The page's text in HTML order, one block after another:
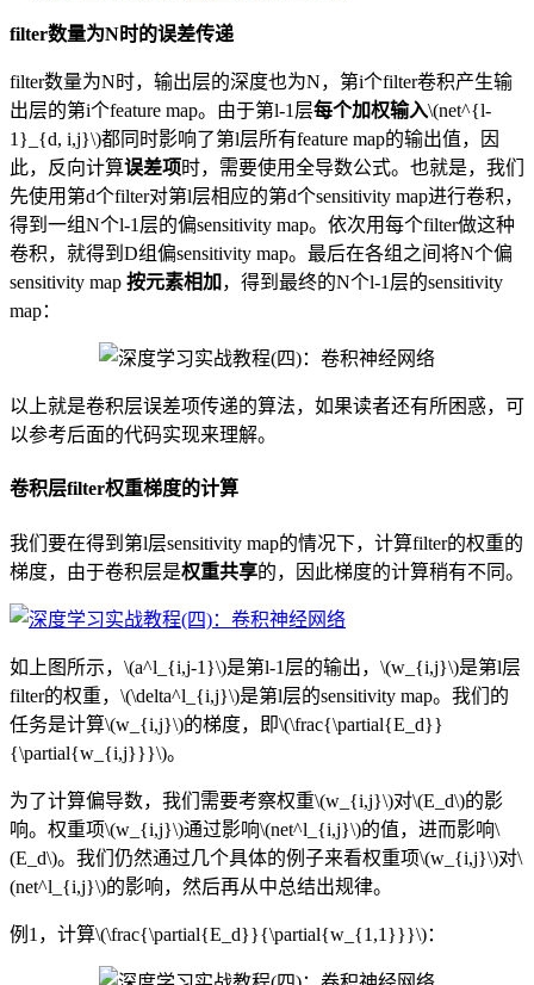
filter数量为N时的误差传递
filter数量为N时，输出层的深度也为N，第i个filter卷积产生输
出层的第i个feature map。由于第l-1层每个加权输入\(net^{l-
1}_{d, i,j}\)都同时影响了第l层所有feature map的输出值，因
此，反向计算误差项时，需要使用全导数公式。也就是，我们
先使用第d个filter对第l层相应的第d个sensitivity map进行卷积，
得到一组N个l-1层的偏sensitivity map。依次用每个filter做这种
卷积，就得到D组偏sensitivity map。最后在各组之间将N个偏
sensitivity map 按元素相加 ，得到最终的N个l-1层的sensitivity
map：
以上就是卷积层误差项传递的算法，如果读者还有所困惑，可
以参考后面的代码实现来理解。
卷积层filter权重梯度的计算
我们要在得到第l层sensitivity map的情况下，计算filter的权重的
梯度，由于卷积层是权重共享的，因此梯度的计算稍有不同。
如上图所示，\(a^l_{i,j-1}\)是第l-1层的输出，\(w_{i,j}\)是第l层
filter的权重，\(\delta^l_{i,j}\)是第l层的sensitivity map。我们的
任务是计算\(w_{i,j}\)的梯度，即\(\frac{\partial{E_d}}
{\partial{w_{i,j}}}\)。
为了计算偏导数，我们需要考察权重\(w_{i,j}\)对\(E_d\)的影
响。权重项\(w_{i,j}\)通过影响\(net^l_{i,j}\)的值，进而影响\
(E_d\)。我们仍然通过几个具体的例子来看权重项\(w_{i,j}\)对\
(net^l_{i,j}\)的影响，然后再从中总结出规律。
例1，计算\(\frac{\partial{E_d}}{\partial{w_{1,1}}}\)：